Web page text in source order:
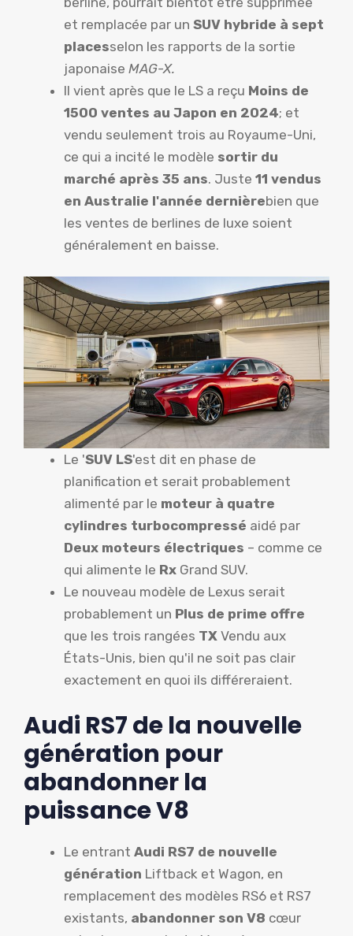
et remplacée par un SUV hybride à sept
placesselon les rapports de la sortie
japonaise MAG-X.
Il vient après que le LS a reçu Moins de
1500 ventes au Japon en 2024; et
vendu seulement trois au Royaume-Uni,
ce qui a incité le modèle sortir du
marché après 35 ans. Juste 11 vendus
en Australie l'année dernièrebien que
les ventes de berlines de luxe soient
généralement en baisse.
Le 'SUV LS'est dit en phase de
planification et serait probablement
alimenté par le moteur à quatre
cylindres turbocompressé aidé par
Deux moteurs électriques – comme ce
qui alimente le Rx Grand SUV.
Le nouveau modèle de Lexus serait
probablement un Plus de prime offre
que les trois rangées TX Vendu aux
États-Unis, bien qu'il ne soit pas clair
exactement en quoi ils différeraient.
Audi RS7 de la nouvelle
génération pour
abandonner la
puissance V8
Le entrant Audi RS7 de nouvelle
génération Liftback et Wagon, en
remplacement des modèles RS6 et RS7
existants, abandonner son V8 cœur